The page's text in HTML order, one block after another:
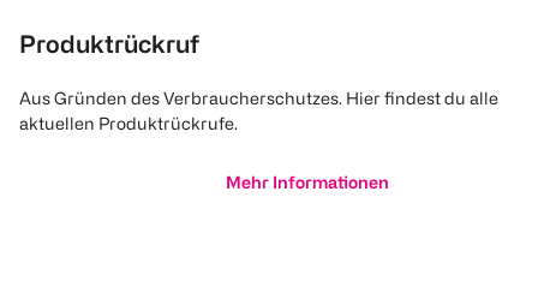
Produktrückruf
Aus Gründen des Verbraucherschutzes. Hier findest du alle
aktuellen Produktrückrufe.
Mehr Informationen